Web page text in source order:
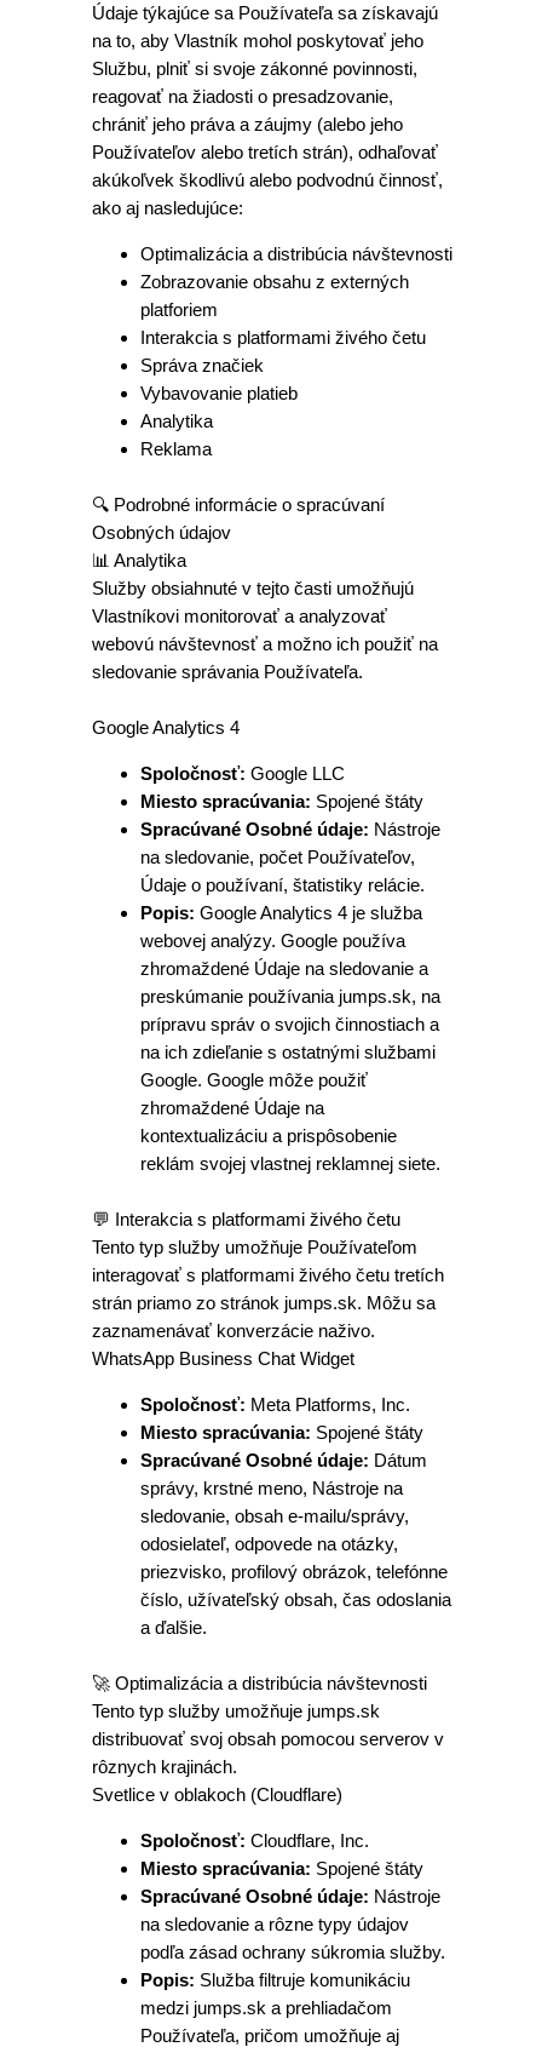
Údaje týkajúce sa Používateľa sa získavajú
na to, aby Vlastník mohol poskytovať jeho
Službu, plniť si svoje zákonné povinnosti,
reagovať na žiadosti o presadzovanie,
chrániť jeho práva a záujmy (alebo jeho
Používateľov alebo tretích strán), odhaľovať
akúkoľvek škodlivú alebo podvodnú činnosť,
ako aj nasledujúce:
Optimalizácia a distribúcia návštevnosti
Zobrazovanie obsahu z externých
platforiem
Interakcia s platformami živého četu
Správa značiek
Vybavovanie platieb
Analytika
Reklama
🔍 Podrobné informácie o spracúvaní
Osobných údajov
📊 Analytika
Služby obsiahnuté v tejto časti umožňujú
Vlastníkovi monitorovať a analyzovať
webovú návštevnosť a možno ich použiť na
sledovanie správania Používateľa.
Google Analytics 4
Spoločnosť: Google LLC
Miesto spracúvania: Spojené štáty
Spracúvané Osobné údaje: Nástroje
na sledovanie, počet Používateľov,
Údaje o používaní, štatistiky relácie.
Popis: Google Analytics 4 je služba
webovej analýzy. Google používa
zhromaždené Údaje na sledovanie a
preskúmanie používania jumps.sk, na
prípravu správ o svojich činnostiach a
na ich zdieľanie s ostatnými službami
Google. Google môže použiť
zhromaždené Údaje na
kontextualizáciu a prispôsobenie
reklám svojej vlastnej reklamnej siete.
💬 Interakcia s platformami živého četu
Tento typ služby umožňuje Používateľom
interagovať s platformami živého četu tretích
strán priamo zo stránok jumps.sk. Môžu sa
zaznamenávať konverzácie naživo.
WhatsApp Business Chat Widget
Spoločnosť: Meta Platforms, Inc.
Miesto spracúvania: Spojené štáty
Spracúvané Osobné údaje: Dátum
správy, krstné meno, Nástroje na
sledovanie, obsah e-mailu/správy,
odosielateľ, odpovede na otázky,
priezvisko, profilový obrázok, telefónne
číslo, užívateľský obsah, čas odoslania
a ďalšie.
🚀 Optimalizácia a distribúcia návštevnosti
Tento typ služby umožňuje jumps.sk
distribuovať svoj obsah pomocou serverov v
rôznych krajinách.
Svetlice v oblakoch (Cloudflare)
Spoločnosť: Cloudflare, Inc.
Miesto spracúvania: Spojené štáty
Spracúvané Osobné údaje: Nástroje
na sledovanie a rôzne typy údajov
podľa zásad ochrany súkromia služby.
Popis: Služba filtruje komunikáciu
medzi jumps.sk a prehliadačom
Používateľa, pričom umožňuje aj